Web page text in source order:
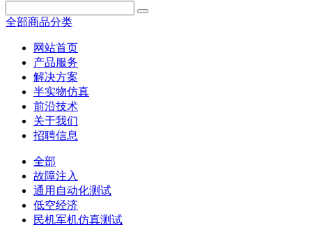
全部商品分类
网站首页
产品服务
解决方案
半实物仿真
前沿技术
关于我们
招聘信息
全部
故障注入
通用自动化测试
低空经济
民机军机仿真测试